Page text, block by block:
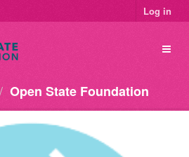
Log in
Open State Foundation